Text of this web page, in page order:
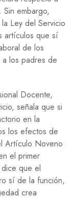
embargo,
Ley del Servicio
artículos que sí
de los
los padres de
Docente,
señala que si
en la
los efectos de
Artículo Noveno
el primer
que el
sí de la función,
crea